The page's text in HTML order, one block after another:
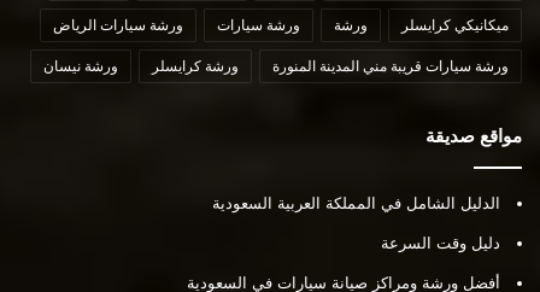
ميكانيكي كرايسلر ورشة ورشة سيارات ورشة سيارات الرياض
ورشة سيارات قريبة مني المدينة المنورة ورشة كرايسلر ورشة نيسان
مواقع صديقة
الدليل الشامل في المملكة العربية السعودية
دليل وقت السرعة
أفضل ورشة ومراكز صيانة سيارات في السعودية